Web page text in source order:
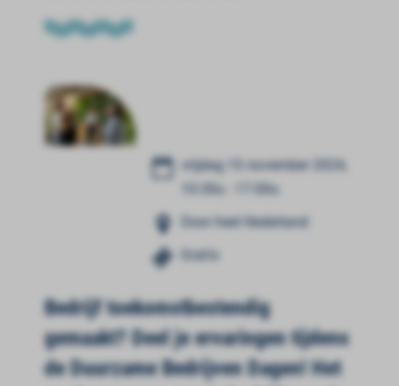
vrijdag 15 november 2024,
10:30u - 17:00u
Door heel Nederland
Gratis
Bedrijf toekomstbestendig
gemaakt? Deel je ervaringen tijdens
de Duurzame Bedrijven Dagen! Het